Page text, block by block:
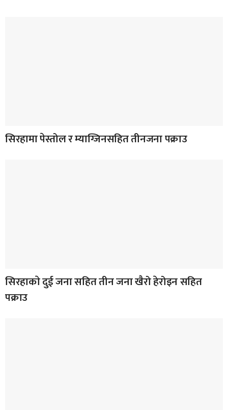
सिरहामा पेस्तोल र म्याग्जिनसहित तीनजना पक्राउ
सिरहाकाे दुई जना सहित तीन जना खैरो हेरोइन सहित
पक्राउ